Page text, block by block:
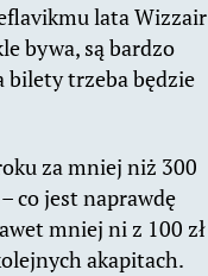
lata Wizzair
bywa, są bardzo
bilety trzeba będzie
za mniej niż 300
co jest naprawdę
mniej ni z 100 zł
akapitach.